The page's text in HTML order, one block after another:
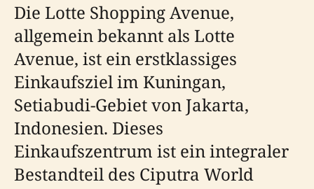
Die Lotte Shopping Avenue,
allgemein bekannt als Lotte
Avenue, ist ein erstklassiges
Einkaufsziel im Kuningan,
Setiabudi-Gebiet von Jakarta,
Indonesien. Dieses
Einkaufszentrum ist ein integraler
Bestandteil des Ciputra World